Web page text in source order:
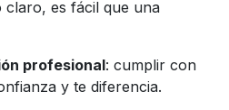
claro, es fácil que una
profesional: cumplir con
y te diferencia.